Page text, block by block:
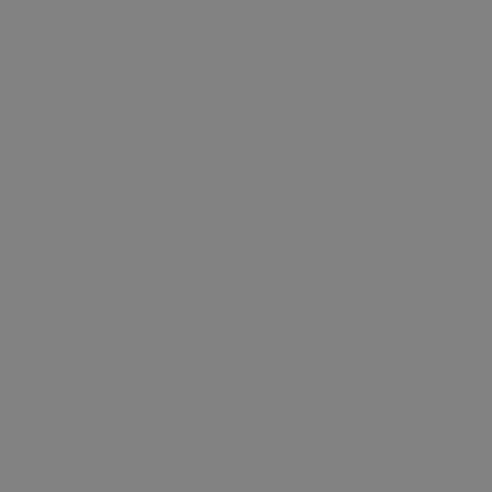
dell'account. Il sito
Si tratta di un
di sessione utente.
è mantenere
per ricordare le
sito web la
la conformità e
sulla privacy.